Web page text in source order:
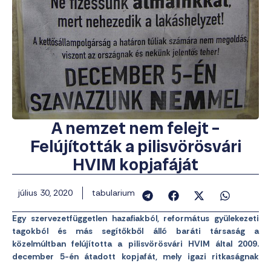
A nemzet nem felejt –
Felújították a pilisvörösvári
HVIM kopjafáját
július 30, 2020 tabularium
Egy szervezetfüggetlen hazafiakból, református gyülekezeti
tagokból és más segítőkből álló baráti társaság a
közelmúltban felújította a pilisvörösvári HVIM által 2009.
december 5-én átadott kopjafát, mely igazi ritkaságnak